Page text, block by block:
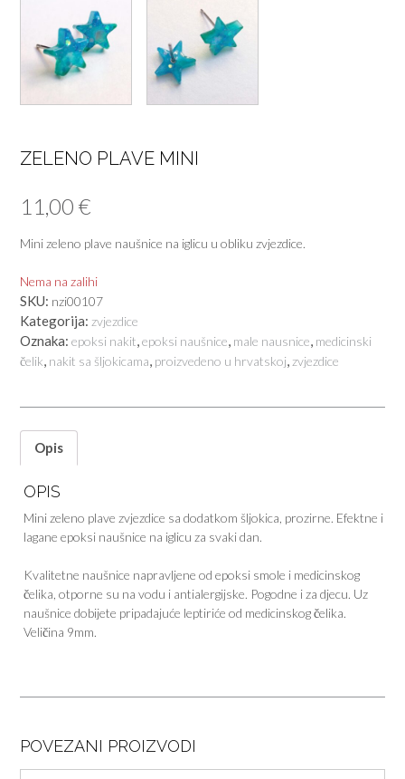
ZELENO PLAVE MINI
11,00 €
Mini zeleno plave naušnice na iglicu u obliku zvjezdice.
Nema na zalihi
SKU: nzi00107
Kategorija: zvjezdice
Oznaka: epoksi nakit epoksi naušnice male nausnice medicinski
čelik nakit sa šljokicama proizvedeno u hrvatskoj zvjezdice
Opis
OPIS
Mini zeleno plave zvjezdice sa dodatkom šljokica, prozirne. Efektne i
lagane epoksi naušnice na iglicu za svaki dan.
Kvalitetne naušnice napravljene od epoksi smole i medicinskog
čelika, otporne su na vodu i antialergijske. Pogodne i za djecu. Uz
naušnice dobijete pripadajuće leptiriće od medicinskog čelika.
Veličina 9mm.
POVEZANI PROIZVODI